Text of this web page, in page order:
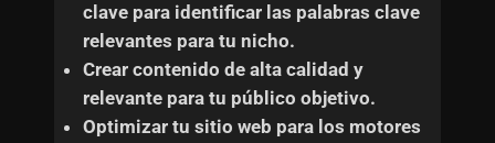
clave para identificar las palabras clave
relevantes para tu nicho.
Crear contenido de alta calidad y
relevante para tu público objetivo.
Optimizar tu sitio web para los motores